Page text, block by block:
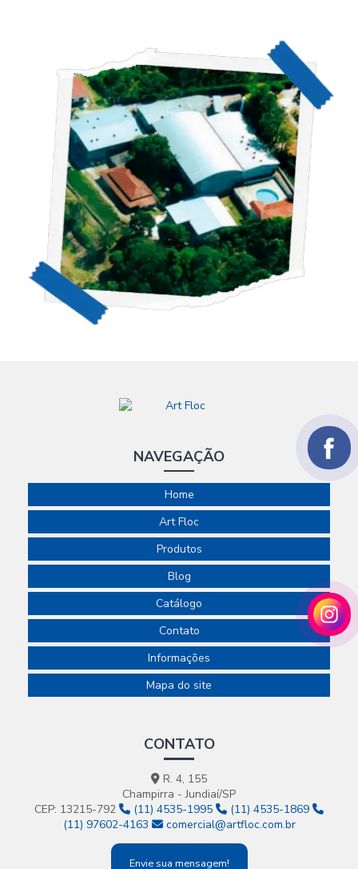
NAVEGAÇÃO
Home
Art Floc
Produtos
Blog
Catálogo
Contato
Informações
Mapa do site
CONTATO
R. 4, 155
Champirra - Jundiaí/SP
CEP: 13215-792
(11) 4535-1995
(11) 4535-1869
(11) 97602-4163
comercial@artfloc.com.br
Envie sua mensagem!